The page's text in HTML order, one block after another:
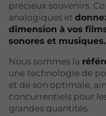
précieux souvenirs.
analogiques et
dimension à vos
sonores et musiques.
Nous sommes la
une technologie de
et de son optimale,
concurrentiels pour
grandes quantités.